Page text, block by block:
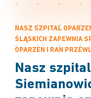
NASZ SZPITAL
ŚLĄSKICH ZAPEWNIA
OPARZEŃ I RAN
Nasz